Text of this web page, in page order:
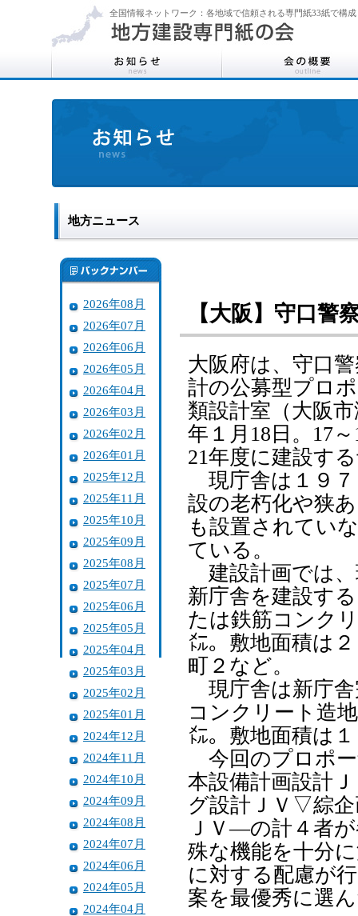
全国情報ネットワーク：各地域で信頼される専門紙33紙で構成
地方ニュース
2026年08月
2026年07月
2026年06月
2026年05月
2026年04月
2026年03月
2026年02月
2026年01月
2025年12月
2025年11月
2025年10月
2025年09月
2025年08月
2025年07月
2025年06月
2025年05月
2025年04月
2025年03月
2025年02月
2025年01月
2024年12月
2024年11月
2024年10月
2024年09月
2024年08月
2024年07月
2024年06月
2024年05月
2024年04月
【大阪】守口
大阪府は、守口
計の公募型プロ
類設計室（大阪
年１月18日。17
21年度に建設す
現庁舎は１９７
設の老朽化や狭
も設置されてい
ている。
建設計画では、
新庁舎を建設す
たは鉄筋コンク
㍍。敷地面積は
町２など。
現庁舎は新庁舎
コンクリート造
㍍。敷地面積は
今回のプロポ
本設備計画設計
グ設計ＪＶ▽綜
ＪＶ―の計４者
殊な機能を十分
に対する配慮が
案を最優秀に選